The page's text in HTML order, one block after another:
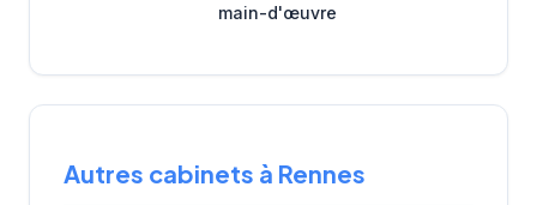
main-d'œuvre
Autres cabinets à Rennes